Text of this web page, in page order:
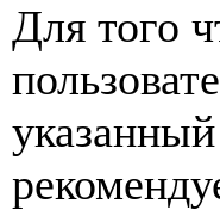
Для того